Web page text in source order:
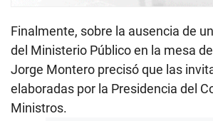
Finalmente, sobre la ausencia de
del Ministerio Público en la mesa
Jorge Montero precisó que las
elaboradas por la Presidencia del
Ministros.